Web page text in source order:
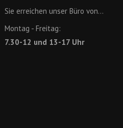
Sie erreichen unser Büro von...
Montag - Freitag:
7.30-12 und 13-17 Uhr